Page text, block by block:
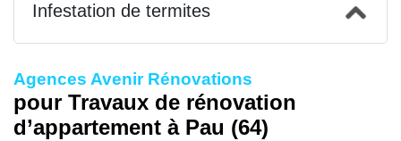
Infestation de termites
Agences Avenir Rénovations
pour Travaux de rénovation
d’appartement à Pau (64)